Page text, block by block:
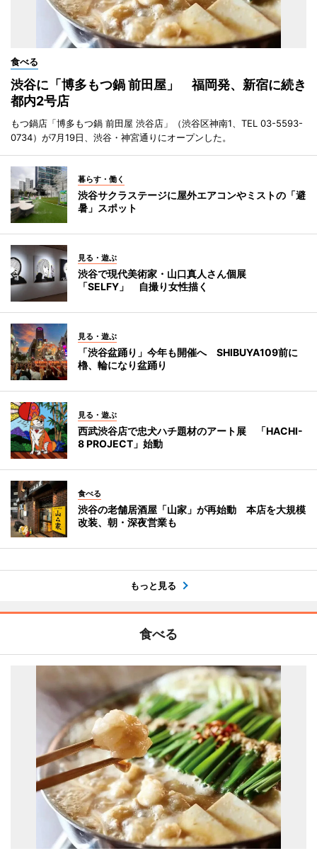
食べる
渋谷に「博多もつ鍋 前田屋」 福岡発、新宿に続き
都内2号店
もつ鍋店「博多もつ鍋 前田屋 渋谷店」（渋谷区神南1、TEL 03-5593-
0734）が7月19日、渋谷・神宮通りにオープンした。
暮らす・働く
渋谷サクラステージに屋外エアコンやミストの「避
暑」スポット
見る・遊ぶ
渋谷で現代美術家・山口真人さん個展
「SELFY」 自撮り女性描く
見る・遊ぶ
「渋谷盆踊り」今年も開催へ SHIBUYA109前に
櫓、輪になり盆踊り
見る・遊ぶ
西武渋谷店で忠犬ハチ題材のアート展 「HACHI-
8 PROJECT」始動
食べる
渋谷の老舗居酒屋「山家」が再始動 本店を大規模
改装、朝・深夜営業も
もっと見る
食べる